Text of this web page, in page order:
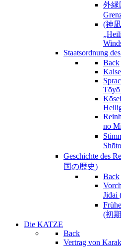
外縁
(神
Staatsordnung
Back
Tōyō
no
Geschichte des
国の歴史)
Back
Jidai
(初
Die KATZE
Back
Vertrag von